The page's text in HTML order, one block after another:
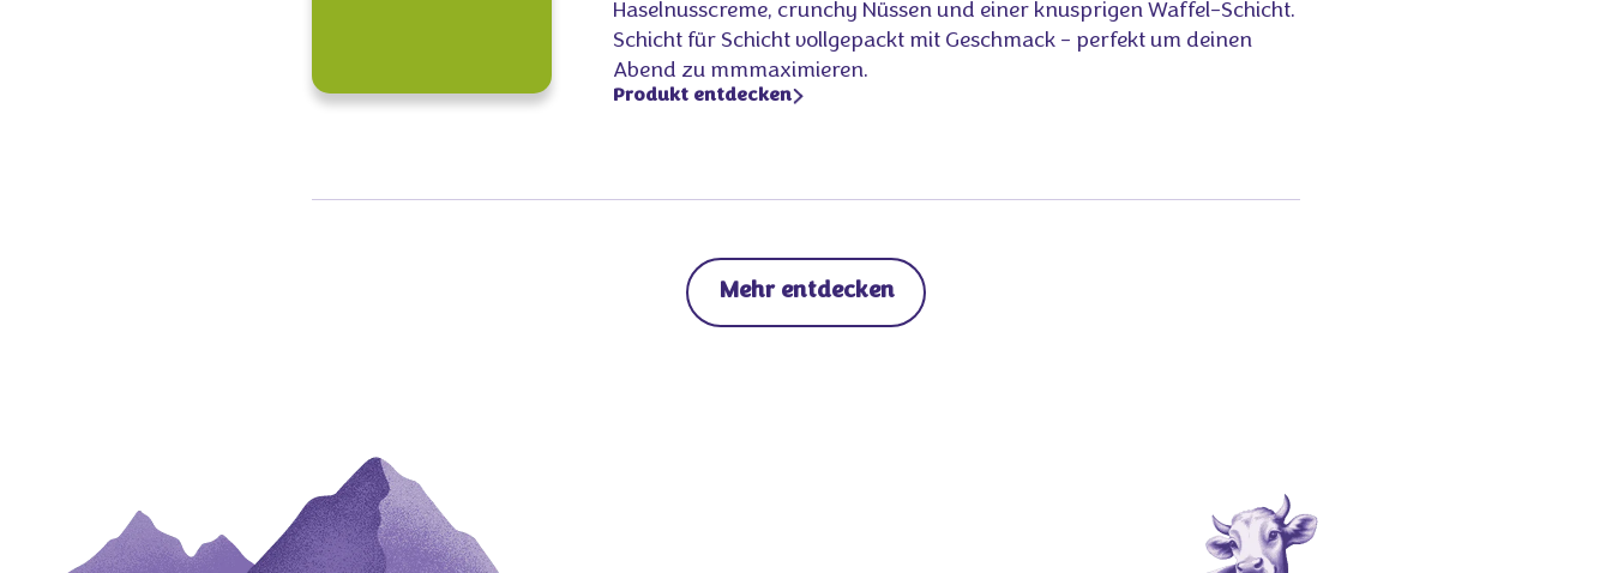
Haselnusscreme, crunchy Nüssen und einer knusprigen Waffel-Schicht.
Schicht für Schicht vollgepackt mit Geschmack - perfekt um deinen
Abend zu mmmaximieren.
Produkt entdecken
Mehr entdecken